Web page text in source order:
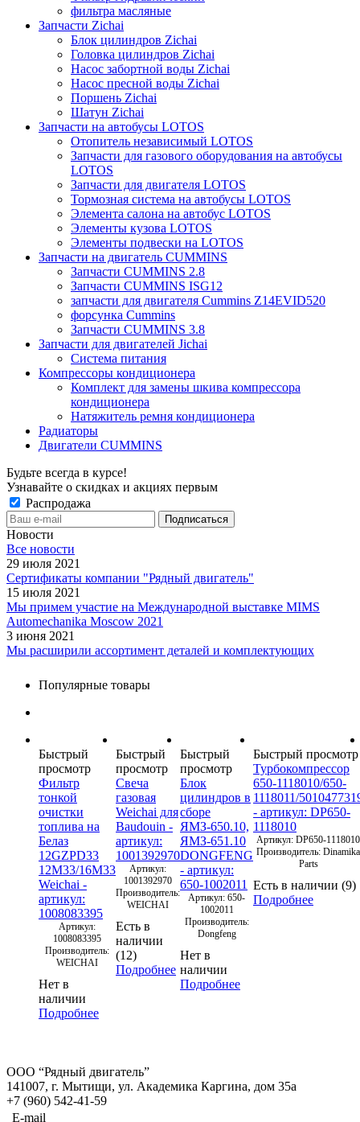
фильтра масляные
Запчасти Zichai
Блок цилиндров Zichai
Головка цилиндров Zichai
Насос забортной воды Zichai
Насос пресной воды Zichai
Поршень Zichai
Шатун Zichai
Запчасти на автобусы LOTOS
Отопитель независимый LOTOS
Запчасти для газового оборудования на автобусы
LOTOS
Запчасти для двигателя LOTOS
Тормозная система на автобусы LOTOS
Элемента салона на автобус LOTOS
Элементы кузова LOTOS
Элементы подвески на LOTOS
Запчасти на двигатель CUMMINS
Запчасти CUMMINS 2.8
Запчасти CUMMINS ISG12
запчасти для двигателя Cummins Z14EVID520
форсунка Cummins
Запчасти CUMMINS 3.8
Запчасти для двигателей Jichai
Система питания
Компрессоры кондиционера
Комплект для замены шкива компрессора
кондиционера
Натяжитель ремня кондиционера
Радиаторы
Двигатели CUMMINS
Будьте всегда в курсе!
Узнавайте о скидках и акциях первым
Распродажа
Новости
Все новости
29 июля 2021
Сертификаты компании "Рядный двигатель"
15 июля 2021
Мы примем участие на Международной выставке MIMS
Automechanika Moscow 2021
3 июня 2021
Мы расширили ассортимент деталей и комплектующих
Популярные товары
Быстрый
просмотр
Фильтр
тонкой
очистки
топлива на
Белаз
12GZPD33
12М33/16М33
Weichai -
артикул:
1008083395
Артикул:
1008083395
Производитель:
WEICHAI
Нет в
наличии
Подробнее
Быстрый
просмотр
Свеча
газовая
Weichai для
Baudouin -
артикул:
1001392970
Артикул:
1001392970
Производитель:
WEICHAI
Есть в
наличии
(12)
Подробнее
Быстрый
просмотр
Блок
цилиндров в
сборе
ЯМЗ-650.10,
ЯМЗ-651.10
DONGFENG
- артикул:
650-1002011
Артикул: 650-
1002011
Производитель:
Dongfeng
Нет в
наличии
Подробнее
Быстрый просмотр
Турбокомпрессор
650-1118010/650-
1118011/
- артикул: DP650-
1118010
Артикул: DP650-1118010
Производитель: Dinamika
Parts
Есть в наличии (9)
Подробнее
ООО “Рядный двигатель”
141007, г. Мытищи, ул. Академика Каргина, дом 35а
+7 (960) 542-41-59
E-mail